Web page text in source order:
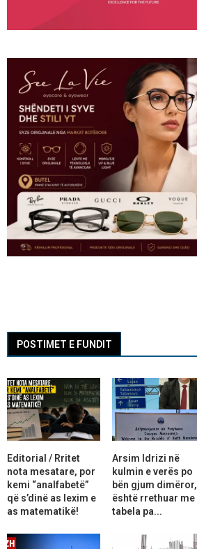
POSTIMET E FUNDIT
Editorial / Rritet
nota mesatare, por
kemi “analfabetë”
që s’dinë as lexim e
as matematikë!
Arsim Idrizi në
kulmin e verës po
bën gjum dimëror,
është rrethuar me
tabela pa...